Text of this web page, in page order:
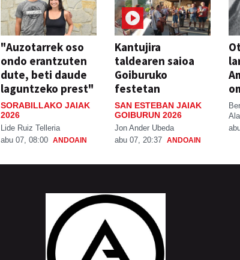
"Auzotarrek oso
ondo erantzuten
dute, beti daude
laguntzeko prest"
SORABILLAKO JAIAK
2026
Lide Ruiz Telleria
abu 07, 08:00 ANDOAIN
Kantujira
taldearen saioa
Goiburuko
festetan
SAN ESTEBAN JAIAK
GOIBURUN 2026
Jon Ander Ubeda
abu 07, 20:37 ANDOAIN